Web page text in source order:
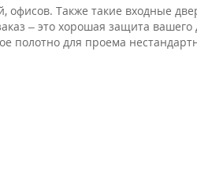
Также такие входные
– это хорошая защита вашего
полотно для проема